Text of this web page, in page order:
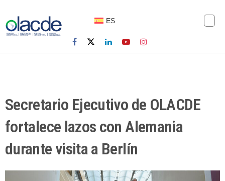
ES
Secretario Ejecutivo de OLACDE
fortalece lazos con Alemania
durante visita a Berlín